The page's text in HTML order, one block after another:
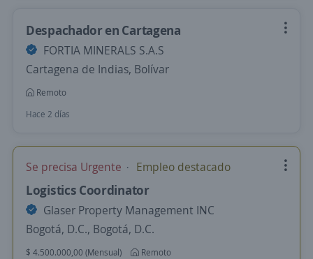
Despachador en Cartagena
FORTIA MINERALS S.A.S
Cartagena de Indias, Bolívar
Remoto
Hace 2 días
Se precisa Urgente Empleo destacado
Logistics Coordinator
Glaser Property Management INC
Bogotá, D.C., Bogotá, D.C.
$ 4.500.000,00 (Mensual)
Remoto